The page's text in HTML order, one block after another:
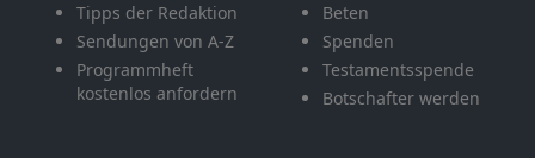
Tipps der Redaktion
Sendungen von A-Z
Programmheft
kostenlos anfordern
Beten
Spenden
Testamentsspende
Botschafter werden